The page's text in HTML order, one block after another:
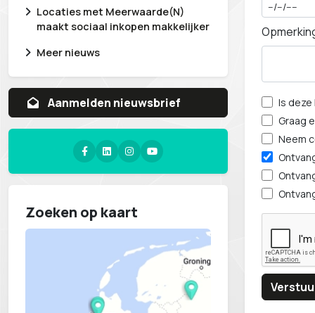
Locaties met Meerwaarde(N)
maakt sociaal inkopen makkelijker
Meer nieuws
Aanvragen whitepaper
Zoeken op kaart
Is
Graag
Neem